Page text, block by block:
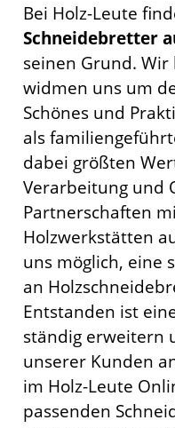
Bei Holz-Leute
Schneidebretter
seinen Grund.
widmen uns um
Schönes und
als
dabei größten
Verarbeitung und
Partnerschaften
Holzwerkstätten
uns möglich, eine
an
Entstanden ist
ständig erweitern
unserer Kunden
im Holz-Leute
passenden